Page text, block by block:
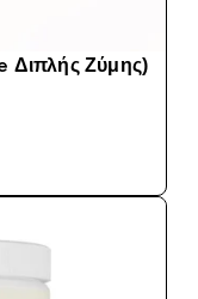
Διπλής Ζύμης)